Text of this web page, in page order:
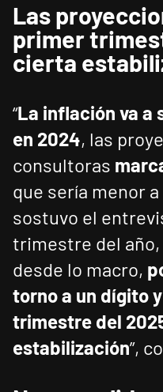
Las
primer
cierta
“La inflación va a
en 2024, las
consultoras
que sería menor
sostuvo el
trimestre del
desde lo macro,
torno a un dígito
trimestre del
estabilización”,